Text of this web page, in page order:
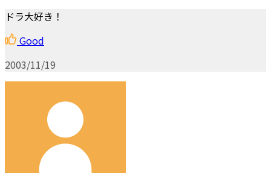
ドラ大好き！
Good
2003/11/19